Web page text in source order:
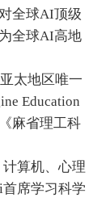
全球AI顶级
全球AI高地
太地区唯一
Education
麻省理工科
算机、心理
席学习科学